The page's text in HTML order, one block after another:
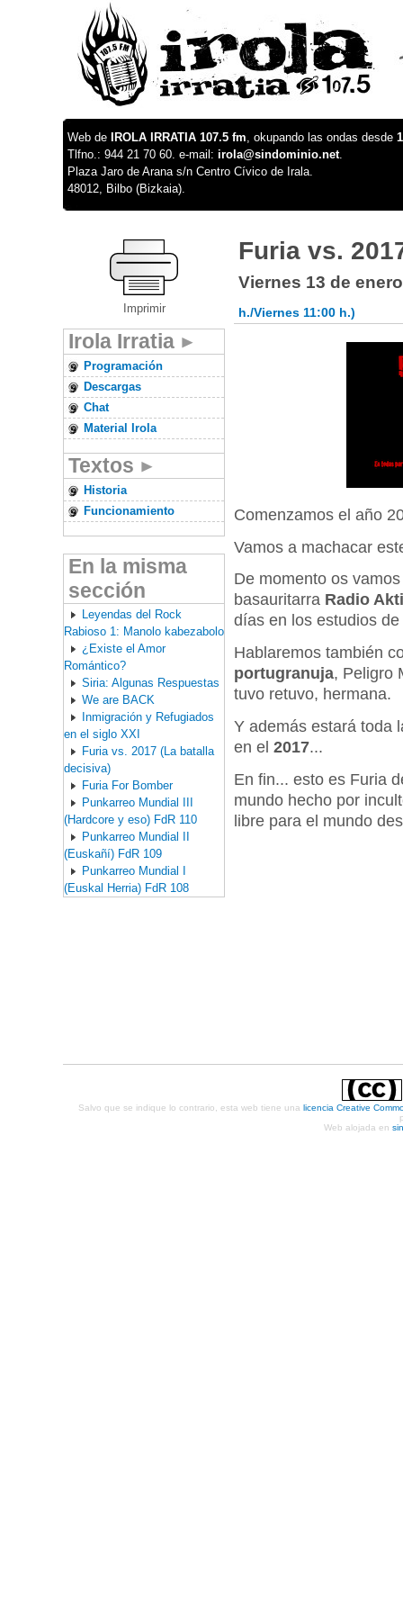
Web de IROLA IRRATIA 107.5 fm, okupando las ondas desde
Tlfno.: 944 21 70 60. e-mail: irola@sindominio.net.
Plaza Jaro de Arana s/n Centro Cívico de Irala.
48012, Bilbo (Bizkaia).
Imprimir
Irola Irratia
Programación
Descargas
Chat
Material Irola
Textos
Historia
Funcionamiento
En la misma
sección
Leyendas del Rock
Rabioso 1: Manolo kabezabolo
¿Existe el Amor
Romántico?
Siria: Algunas Respuestas
We are BACK
Inmigración y Refugiados
en el siglo XXI
Furia vs. 2017 (La batalla
decisiva)
Furia For Bomber
Punkarreo Mundial III
(Hardcore y eso) FdR 110
Punkarreo Mundial II
(Euskañí) FdR 109
Punkarreo Mundial I
(Euskal Herria) FdR 108
Furia vs.
Viernes 13 de
h./Viernes 11:00 h.)
Comenzamos el año
Vamos a machacar
De momento os
basauritarra Radio
días en los estudios
Hablaremos también
portugranuja, Peligro
tuvo retuvo, hermana.
Y además estará toda
en el 2017...
En fin... esto es Furia
mundo hecho por
libre para el mundo
Salvo que se indique lo contrario, esta web tiene una licencia Creative
Web alojada en